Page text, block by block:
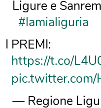
Ligure e
#lamialiguria
I PREMI:
https://t.co/
pic.twitter.com/
— Regione